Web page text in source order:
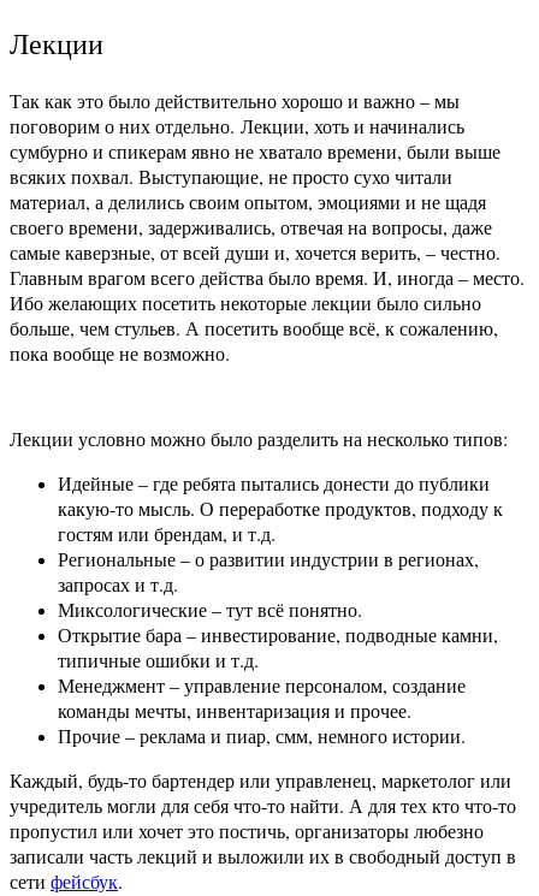
Лекции
Так как это было действительно хорошо и важно – мы
поговорим о них отдельно. Лекции, хоть и начинались
сумбурно и спикерам явно не хватало времени, были выше
всяких похвал. Выступающие, не просто сухо читали
материал, а делились своим опытом, эмоциями и не щадя
своего времени, задерживались, отвечая на вопросы, даже
самые каверзные, от всей души и, хочется верить, – честно.
Главным врагом всего действа было время. И, иногда – место.
Ибо желающих посетить некоторые лекции было сильно
больше, чем стульев. А посетить вообще всё, к сожалению,
пока вообще не возможно.
Лекции условно можно было разделить на несколько типов:
Идейные – где ребята пытались донести до публики
какую-то мысль. О переработке продуктов, подходу к
гостям или брендам, и т.д.
Региональные – о развитии индустрии в регионах,
запросах и т.д.
Миксологические – тут всё понятно.
Открытие бара – инвестирование, подводные камни,
типичные ошибки и т.д.
Менеджмент – управление персоналом, создание
команды мечты, инвентаризация и прочее.
Прочие – реклама и пиар, смм, немного истории.
Каждый, будь-то бартендер или управленец, маркетолог или
учредитель могли для себя что-то найти. А для тех кто что-то
пропустил или хочет это постичь, организаторы любезно
записали часть лекций и выложили их в свободный доступ в
сети фейсбук.